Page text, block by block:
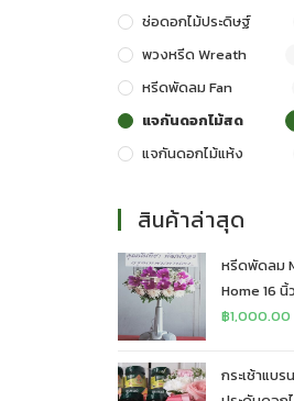
ช่อดอกไม้ประดิษฐ์
พวงหรีด Wreath
หรีดพัดลม Fan
แจกันดอกไม้สด
แจกันดอกไม้แห้ง
สินค้าล่าสุด
หรีดพัดลม
Home 16
฿1,000.00
กระเช้าแบร